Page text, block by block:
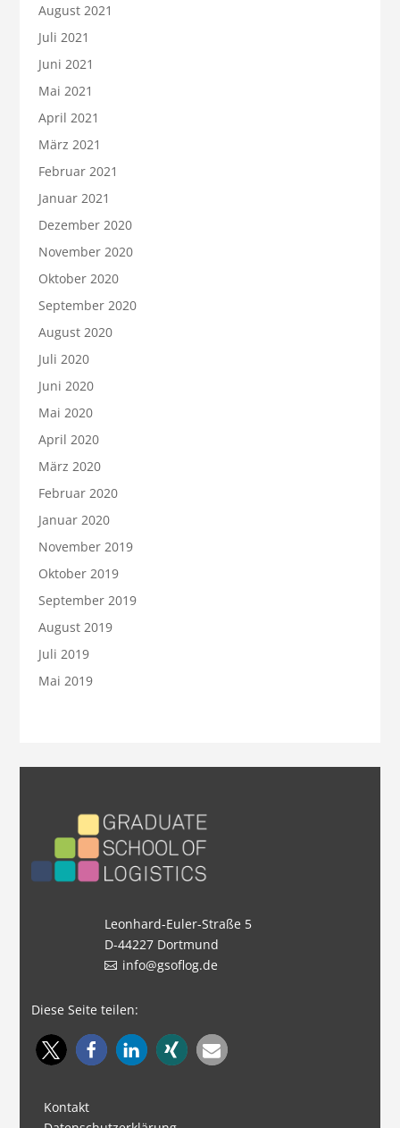
August 2021
Juli 2021
Juni 2021
Mai 2021
April 2021
März 2021
Februar 2021
Januar 2021
Dezember 2020
November 2020
Oktober 2020
September 2020
August 2020
Juli 2020
Juni 2020
Mai 2020
April 2020
März 2020
Februar 2020
Januar 2020
November 2019
Oktober 2019
September 2019
August 2019
Juli 2019
Mai 2019
Leonhard-Euler-Straße 5
D-44227 Dortmund
info@gsoflog.de
Diese Seite teilen:
Kontakt